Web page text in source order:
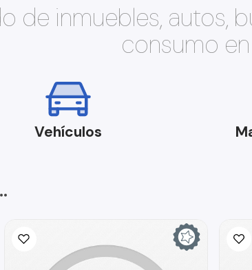
de inmuebles, autos,
consumo
Vehículos